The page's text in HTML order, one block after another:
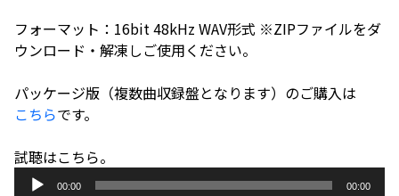
楽
章
フォーマット：16bit 48kHz WAV形式 ※ZIPファイルをダ
ウンロード・解凍しご使用ください。
パッケージ版（複数曲収録盤となります）のご購入は
こちらです。
試聴はこちら。
00:00 00:00